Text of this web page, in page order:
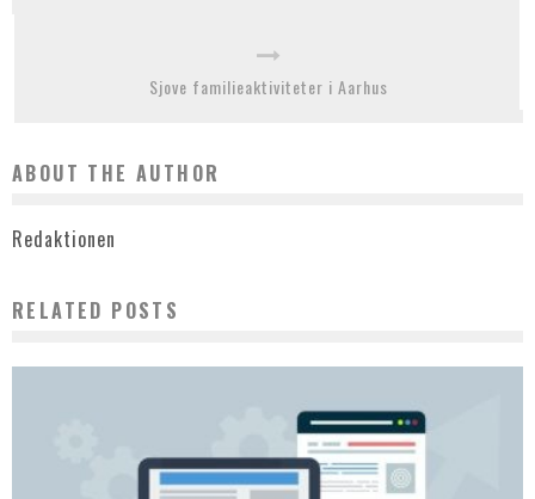
Sjove familieaktiviteter i Aarhus
ABOUT THE AUTHOR
Redaktionen
RELATED POSTS